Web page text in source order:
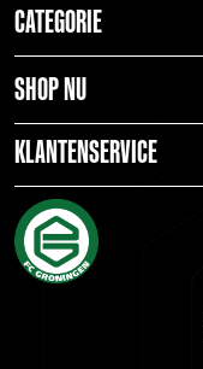
CATEGORIE
SHOP NU
KLANTENSERVICE